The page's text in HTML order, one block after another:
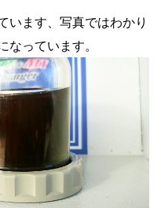
います、写真ではわかり
っています。